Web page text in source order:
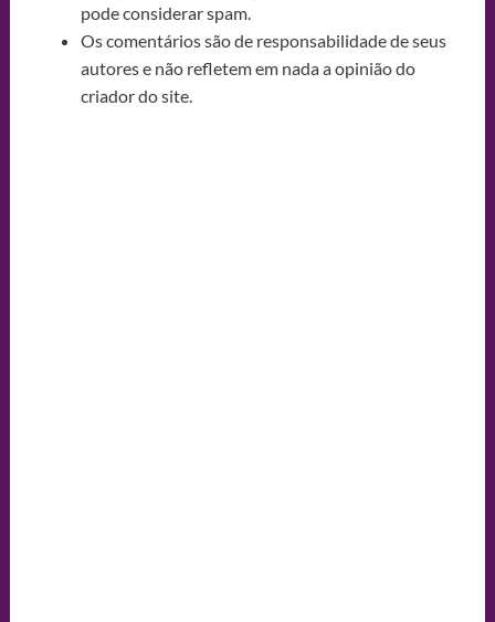
pode considerar spam.
Os comentários são de responsabilidade de seus
autores e não refletem em nada a opinião do
criador do site.